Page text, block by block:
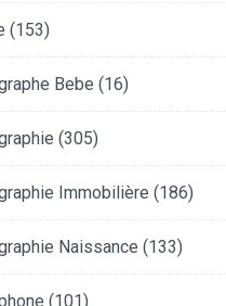
(153)
Bebe (16)
(305)
Immobilière (186)
Naissance (133)
(101)